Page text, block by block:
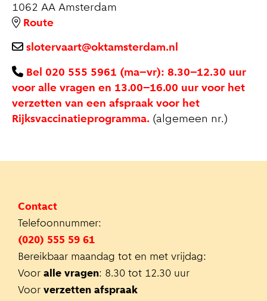
1062 AA Amsterdam
Route
slotervaart@oktamsterdam.nl
Bel 020 555 5961 (ma–vr): 8.30–12.30 uur
voor alle vragen en 13.00–16.00 uur voor het
verzetten van een afspraak voor het
Rijksvaccinatieprogramma. (algemeen nr.)
Contact
Telefoonnummer:
(020) 555 59 61
Bereikbaar maandag tot en met vrijdag:
Voor alle vragen: 8.30 tot 12.30 uur
Voor verzetten afspraak